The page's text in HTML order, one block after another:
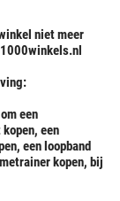
niet meer
een
een
een loopband
kopen, bij